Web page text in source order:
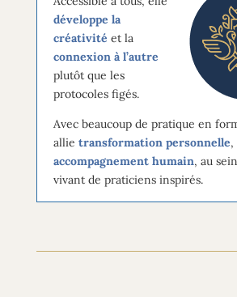
développe la
créativité et la
connexion à l’autre
plutôt que les
protocoles figés.
Avec beaucoupde pratique en
allie transformation personnelle,
accompagnementhumain, au
vivant de praticiens inspirés.